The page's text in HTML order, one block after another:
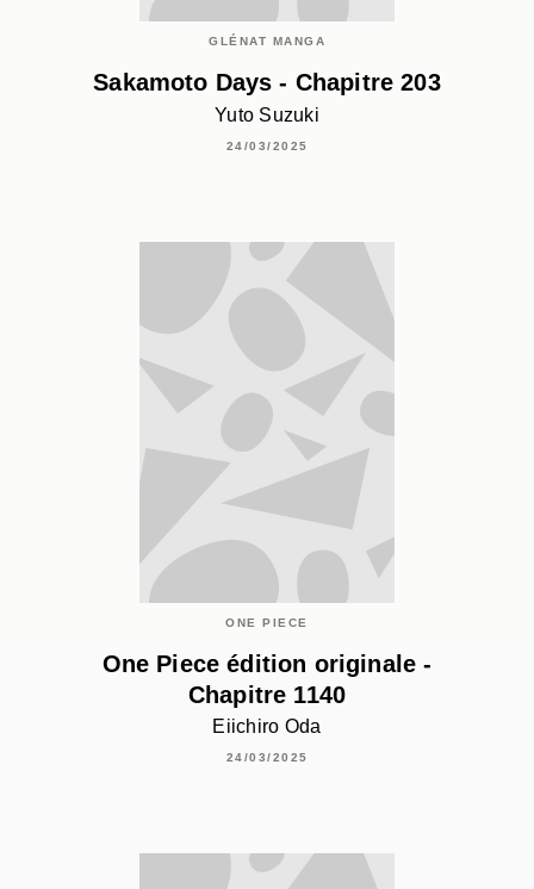
GLÉNAT MANGA
Sakamoto Days - Chapitre 203
Yuto Suzuki
24/03/2025
ONE PIECE
One Piece édition originale -
Chapitre 1140
Eiichiro Oda
24/03/2025